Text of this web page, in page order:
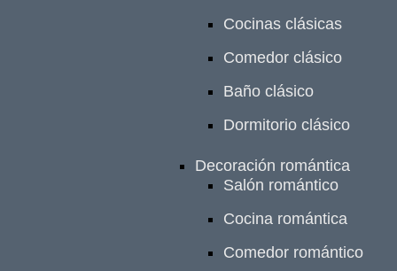
Cocinas clásicas
Comedor clásico
Baño clásico
Dormitorio clásico
Decoración romántica
Salón romántico
Cocina romántica
Comedor romántico